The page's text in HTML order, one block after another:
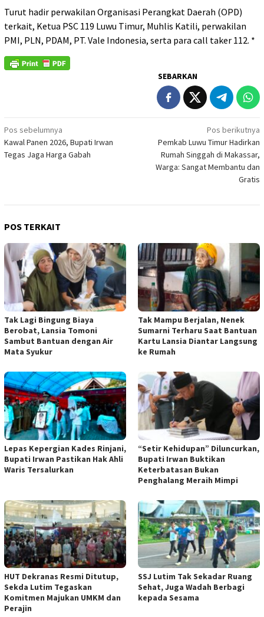
‎Turut hadir perwakilan Organisasi Perangkat Daerah (OPD)
terkait, Ketua PSC 119 Luwu Timur, Muhlis Katili, perwakilan
PMI, PLN, PDAM, PT. Vale Indonesia, serta para call taker 112. *
SEBARKAN
Navigasi
pos
Pos sebelumnya
Kawal Panen 2026, Bupati Irwan
Tegas Jaga Harga Gabah
Pos berikutnya
Pemkab Luwu Timur Hadirkan
Rumah Singgah di Makassar,
Warga: Sangat Membantu dan
Gratis
POS TERKAIT
Tak Lagi Bingung Biaya
Berobat, Lansia Tomoni
Sambut Bantuan dengan Air
Mata Syukur
Tak Mampu Berjalan, Nenek
Sumarni Terharu Saat Bantuan
Kartu Lansia Diantar Langsung
ke Rumah
Lepas Kepergian Kades Rinjani,
Bupati Irwan Pastikan Hak Ahli
Waris Tersalurkan
“Setir Kehidupan” Diluncurkan,
Bupati Irwan Buktikan
Keterbatasan Bukan
Penghalang Meraih Mimpi
HUT Dekranas Resmi Ditutup,
Sekda Lutim Tegaskan
Komitmen Majukan UMKM dan
Perajin
SSJ Lutim Tak Sekadar Ruang
Sehat, Juga Wadah Berbagi
kepada Sesama